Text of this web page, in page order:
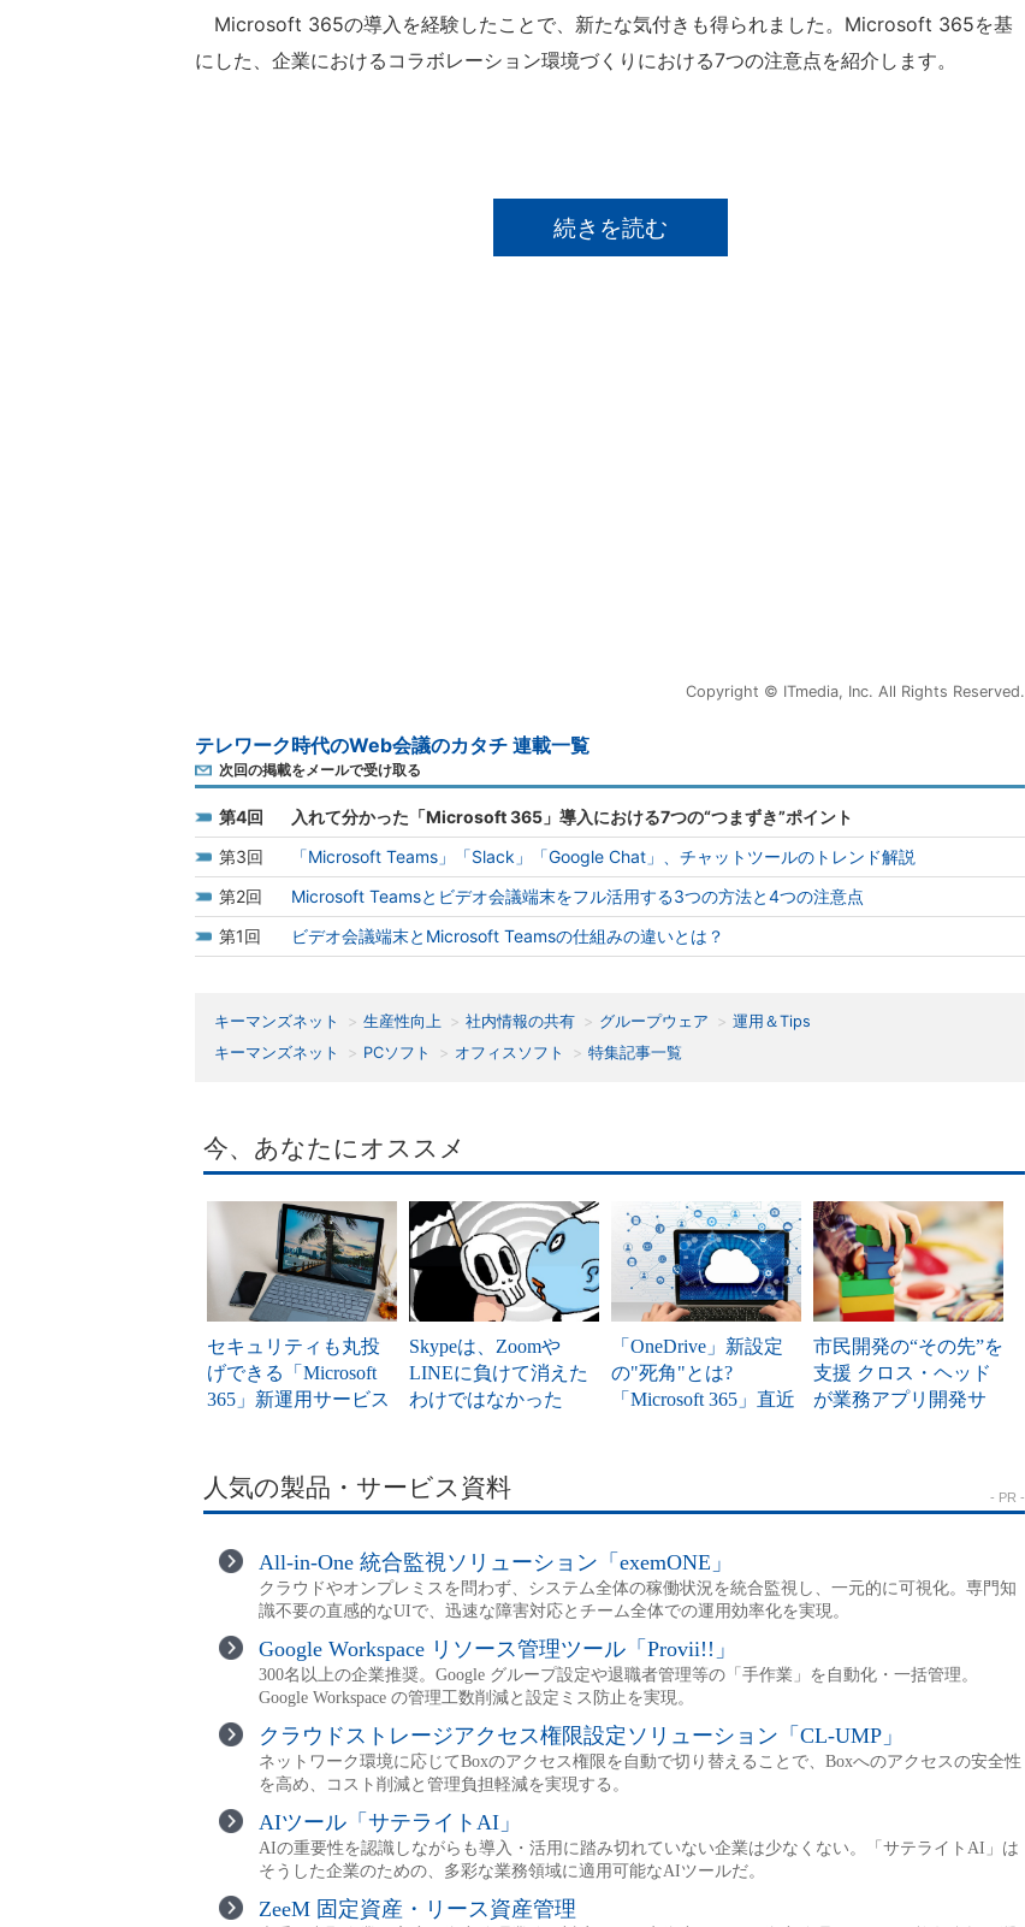
Microsoft 365の導入を経験したことで、新たな気付きも得られました。Microsoft 365を基
にした、企業におけるコラボレーション環境づくりにおける7つの注意点を紹介します。
続きを読む
Copyright © ITmedia, Inc. All Rights Reserved.
テレワーク時代のWeb会議のカタチ 連載一覧
次回の掲載をメールで受け取る
4
入れて分かった「Microsoft 365」導入における7つの“つまずき”ポイント
3
「Microsoft Teams」「Slack」「Google Chat」、チャットツールのトレンド解説
2
Microsoft Teamsとビデオ会議端末をフル活用する3つの方法と4つの注意点
1
ビデオ会議端末とMicrosoft Teamsの仕組みの違いとは？
キーマンズネット 生産性向上 社内情報の共有 グループウェア
運用＆Tips
キーマンズネット
PCソフト オフィスソフト 特集記事一覧